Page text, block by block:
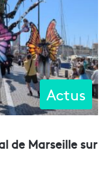
Actus
de Marseille sur